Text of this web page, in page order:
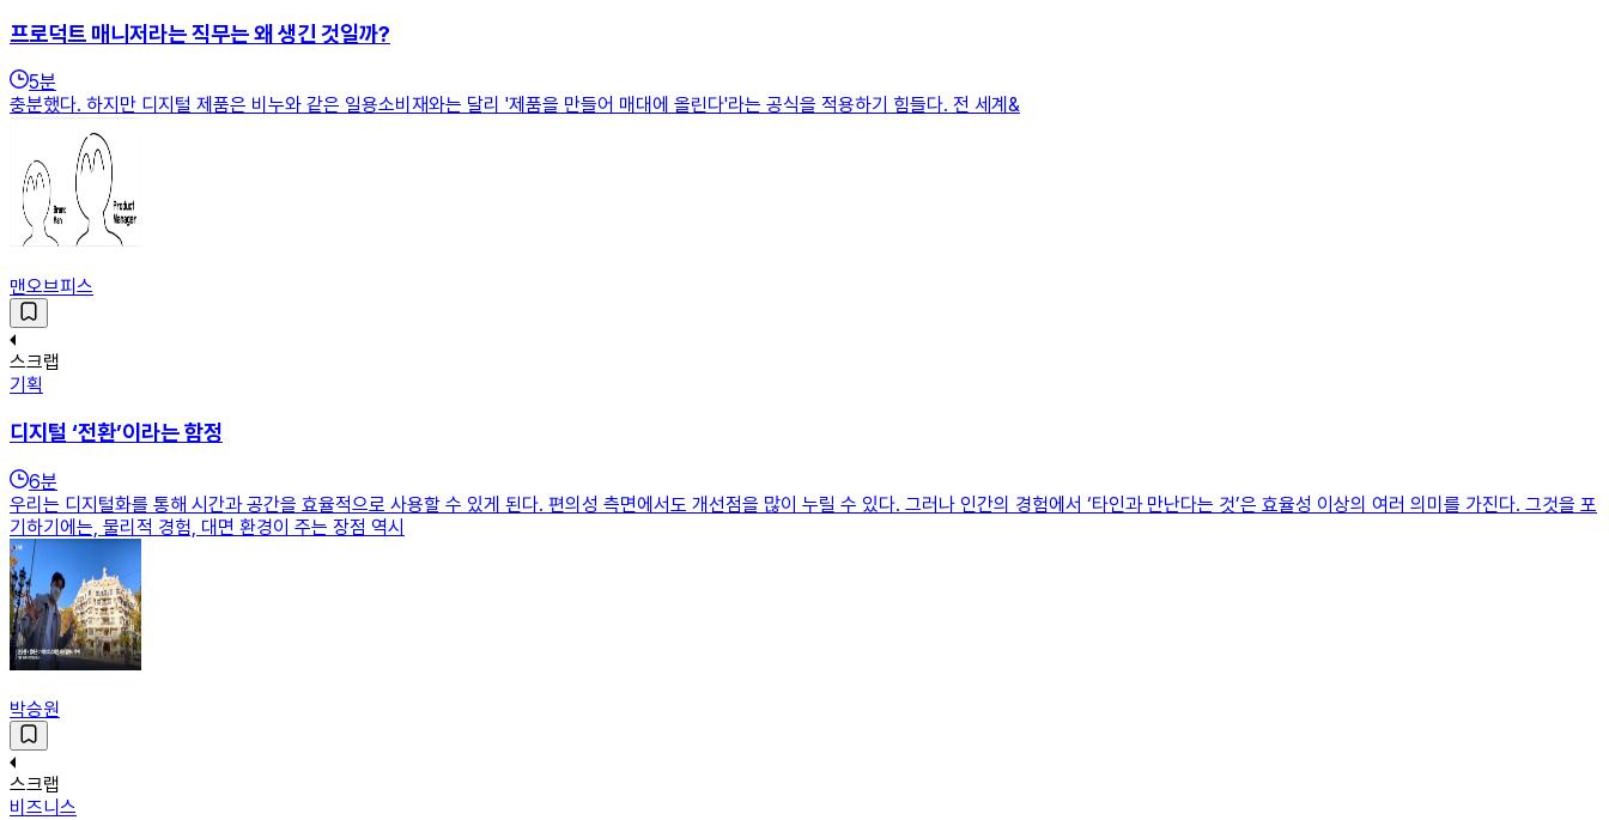
프로덕트 매니저라는 직무는 왜 생긴 것일까?
5분
충분했다. 하지만 디지털 제품은 비누와 같은 일용소비재와는 달리 '제품을 만들어 매대에 올린다'라는 공식을 적용하기 힘들다. 전 세계&
맨오브피스
스크랩
기획
디지털 ‘전환’이라는 함정
6분
우리는 디지털화를 통해 시간과 공간을 효율적으로 사용할 수 있게 된다. 편의성 측면에서도 개선점을 많이 누릴 수 있다. 그러나 인간의 경험에서 ‘타인과 만난다는 것’은 효율성 이상의 여러 의미를 가진다. 그것을 포
기하기에는, 물리적 경험, 대면 환경이 주는 장점 역시
박승원
스크랩
비즈니스